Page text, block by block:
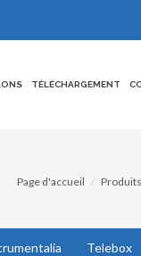
TÉLÉCHARGEMENT
Page d'accueil Produits
Telebox